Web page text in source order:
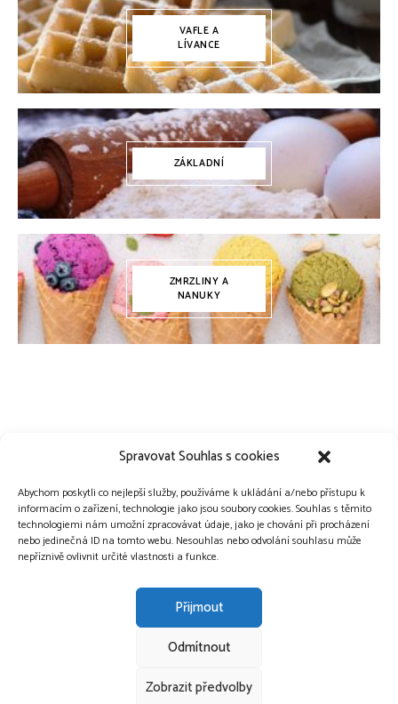
Spravovat Souhlas s cookies
Abychom poskytli co nejlepší služby, používáme k ukládání a/nebo přístupu k
informacím o zařízení, technologie jako jsou soubory cookies. Souhlas s těmito
technologiemi nám umožní zpracovávat údaje, jako je chování při procházení
nebo jedinečná ID na tomto webu. Nesouhlas nebo odvolání souhlasu může
nepříznivě ovlivnit určité vlastnosti a funkce.
Přijmout
Odmítnout
Zobrazit předvolby
VAFLE A
LÍVANCE
ZÁKLADNÍ
ZMRZLINY A
NANUKY